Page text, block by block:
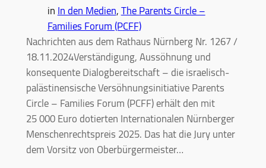
inIn den Medien, The Parents Circle –
Families Forum (PCFF)
Nachrichten aus dem Rathaus Nürnberg Nr. 1267 /
18.11.2024Verständigung, Aussöhnung und
konsequente Dialogbereitschaft – die israelisch-
palästinensische Versöhnungsinitiative Parents
Circle – Families Forum (PCFF) erhält den mit
25 000 Euro dotierten Internationalen Nürnberger
Menschenrechtspreis 2025. Das hat die Jury unter
dem Vorsitz von Oberbürgermeister…